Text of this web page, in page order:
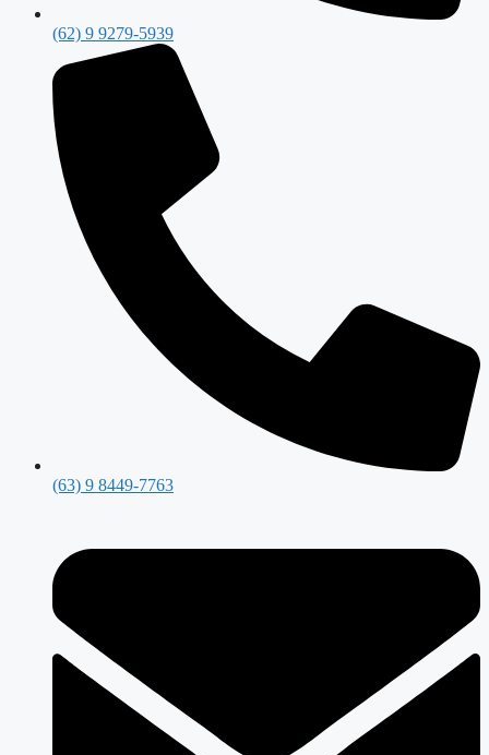
(62) 9 9279-5939
(63) 9 8449-7763